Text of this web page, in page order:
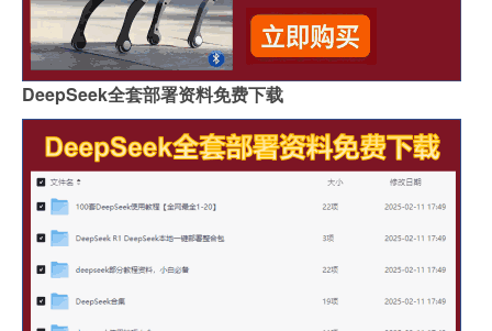
DeepSeek全套部署资料免费下载